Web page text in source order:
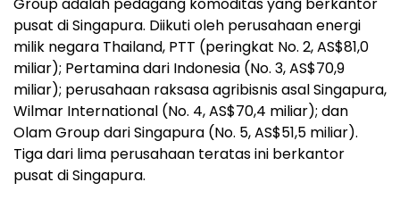
pusat di Singapura. Diikuti oleh perusahaan energi
milik negara Thailand, PTT (peringkat No. 2, AS$81,0
miliar); Pertamina dari Indonesia (No. 3, AS$70,9
miliar); perusahaan raksasa agribisnis asal Singapura,
Wilmar International (No. 4, AS$70,4 miliar); dan
Olam Group dari Singapura (No. 5, AS$51,5 miliar).
Tiga dari lima perusahaan teratas ini berkantor
pusat di Singapura.